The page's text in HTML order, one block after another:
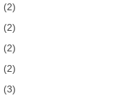
(2)
(2)
(2)
(2)
(3)